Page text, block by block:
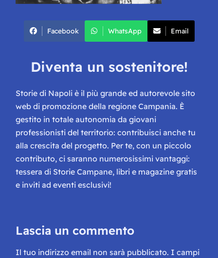
Facebook WhatsApp Email
Diventa un sostenitore!
Storie di Napoli è il più grande ed autorevole sito
web di promozione della regione Campania. È
gestito in totale autonomia da giovani
professionisti del territorio: contribuisci anche tu
alla crescita del progetto. Per te, con un piccolo
contributo, ci saranno numerosissimi vantaggi:
tessera di Storie Campane, libri e magazine gratis
e inviti ad eventi esclusivi!
Lascia un commento
Il tuo indirizzo email non sarà pubblicato. I campi